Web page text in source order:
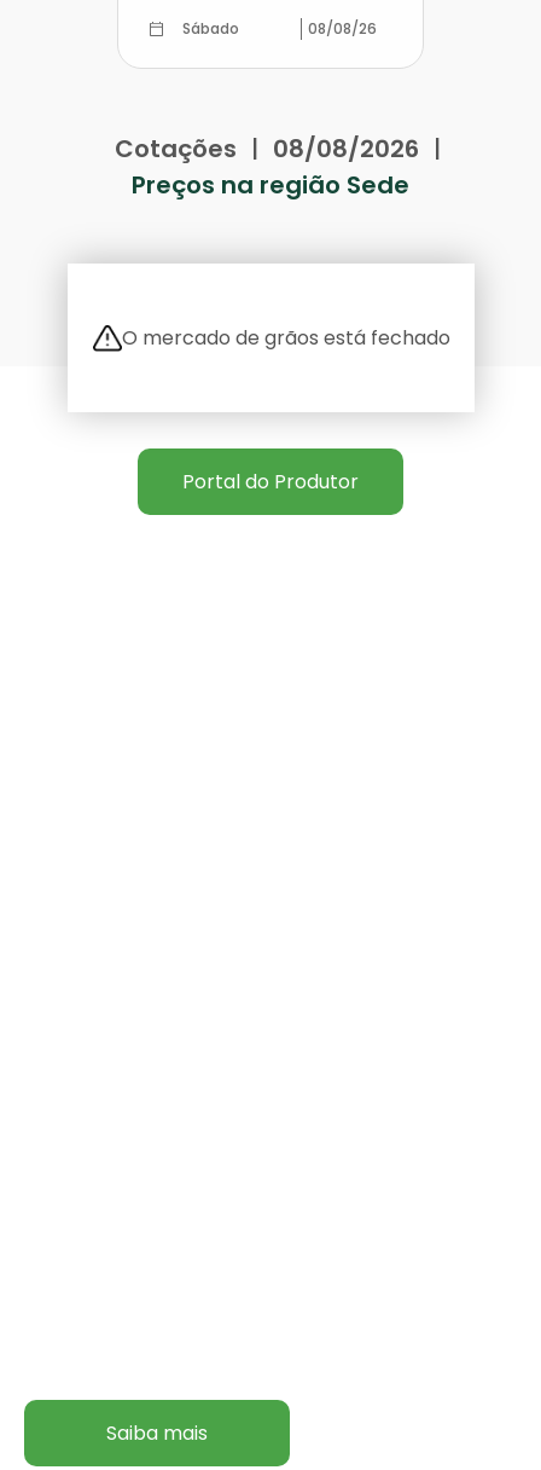
Sábado 08/08/26
Cotações | 08/08/2026 |
Preços na região Sede
O mercado de grãos está fechado
Portal do Produtor
Saiba mais